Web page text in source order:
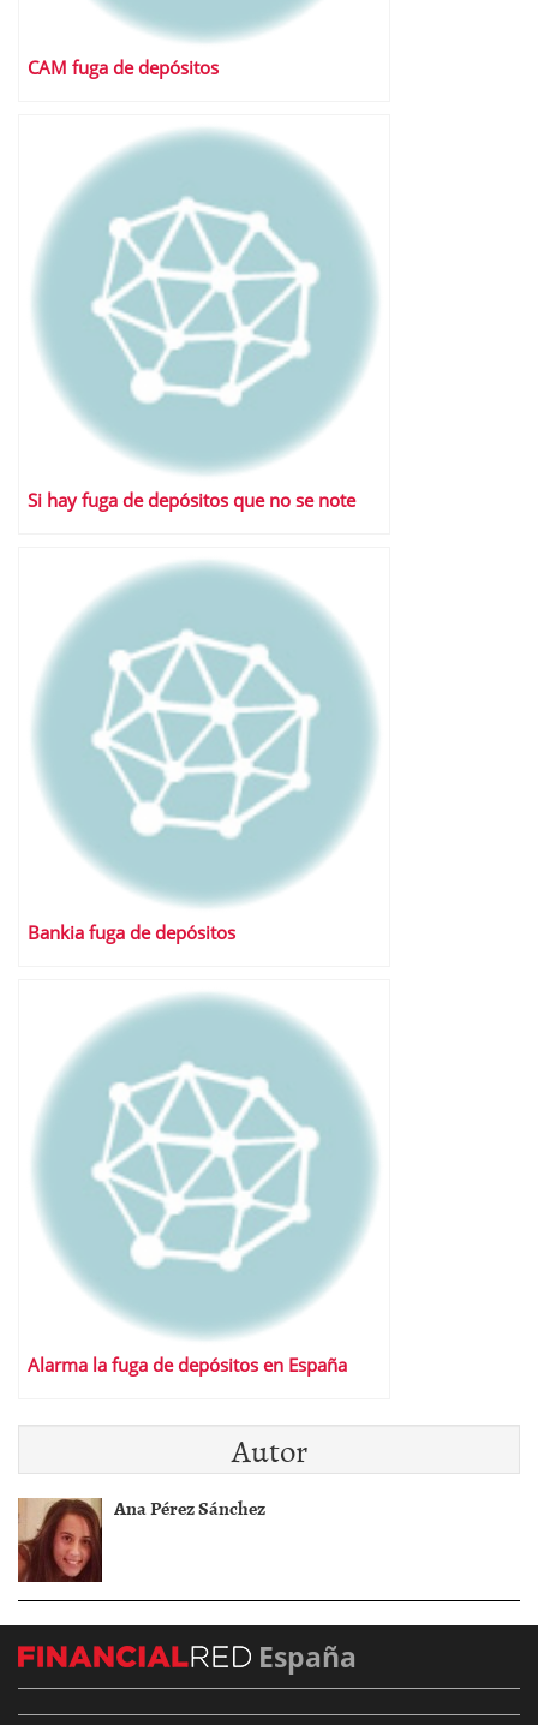
CAM fuga de depósitos
Si hay fuga de depósitos que no se note
Bankia fuga de depósitos
Alarma la fuga de depósitos en España
Autor
Ana Pérez Sánchez
España